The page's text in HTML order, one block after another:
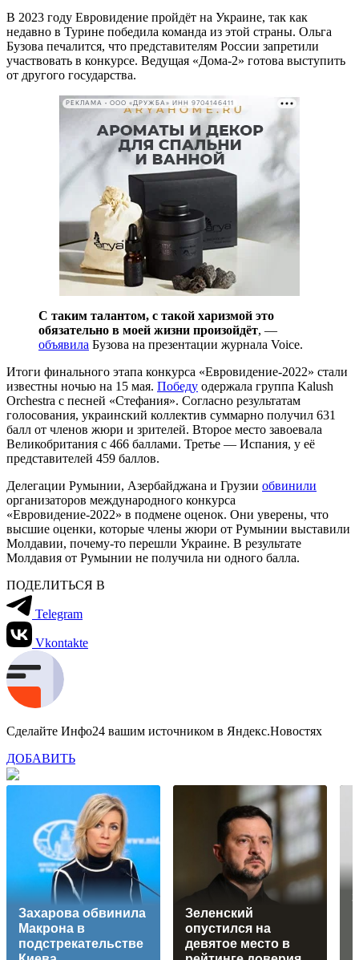
В 2023 году Евровидение пройдёт на Украине, так как
недавно в Турине победила команда из этой страны. Ольга
Бузова печалится, что представителям России запретили
участвовать в конкурсе. Ведущая «Дома-2» готова выступить
от другого государства.
РЕКЛАМА • ООО «ДРУЖБА» ИНН 9704146411
С таким талантом, с такой харизмой это
обязательно в моей жизни произойдёт, —
объявила Бузова на презентации журнала Voice.
Итоги финального этапа конкурса «Евровидение-2022» стали
известны ночью на 15 мая. Победу одержала группа Kalush
Orchestra с песней «Стефания». Согласно результатам
голосования, украинский коллектив суммарно получил 631
балл от членов жюри и зрителей. Второе место завоевала
Великобритания с 466 баллами. Третье — Испания, у её
представителей 459 баллов.
Делегации Румынии, Азербайджана и Грузии обвинили
организаторов международного конкурса
«Евровидение-2022» в подмене оценок. Они уверены, что
высшие оценки, которые члены жюри от Румынии выставили
Молдавии, почему-то перешли Украине. В результате
Молдавия от Румынии не получила ни одного балла.
ПОДЕЛИТЬСЯ В
Telegram
Vkontakte
Сделайте Инфо24 вашим источником в Яндекс.Новостях
ДОБАВИТЬ
Захарова обвинила
Макрона в
подстрекательстве
Зеленский
опустился на
девятое место в